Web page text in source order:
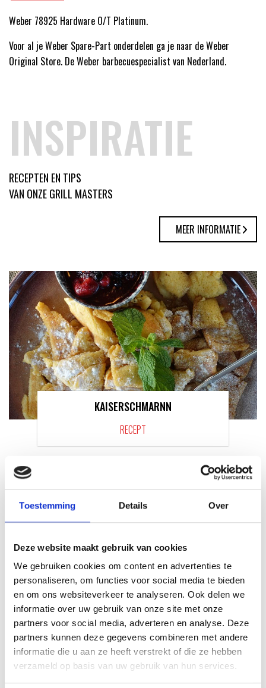
Toestemming Details Over
Deze website maakt gebruik van cookies
We gebruiken cookies om content en advertenties te
personaliseren, om functies voor social media te bieden
en om ons websiteverkeer te analyseren. Ook delen we
informatie over uw gebruik van onze site met onze
partners voor social media, adverteren en analyse. Deze
partners kunnen deze gegevens combineren met andere
informatie die u aan ze heeft verstrekt of die ze hebben
verzameld op basis van uw gebruik van hun services.
Weber 78925 Hardware O/T Platinum.
Voor al je Weber Spare-Part onderdelen ga je naar de Weber
Original Store. De Weber barbecuespecialist van Nederland.
INSPIRATIE
RECEPTEN EN TIPS
VAN ONZE GRILL MASTERS
MEER INFORMATIE
KAISERSCHMARNN
RECEPT
VITELLO TONNATO VAN DE
SEARWOOD
RECEPT